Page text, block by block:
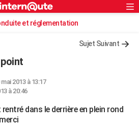
S'inscrire
Connexion
et réglementation
Sujet Suivant
2013 à 13:17
à 20:46
dans le derrière en plein rond